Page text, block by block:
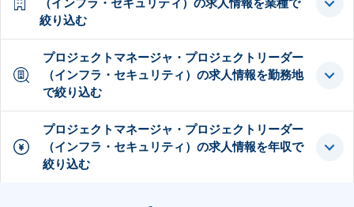
（インフラ・セキュリティ）の求人情報を業種で
絞り込む
プロジェクトマネージャ・プロジェクトリーダー
（インフラ・セキュリティ）の求人情報を勤務地
で絞り込む
プロジェクトマネージャ・プロジェクトリーダー
（インフラ・セキュリティ）の求人情報を年収で
絞り込む